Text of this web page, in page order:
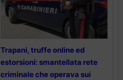
Trapani, truffe online ed
estorsioni: smantellata rete
criminale che operava sui